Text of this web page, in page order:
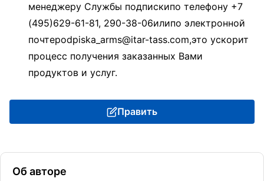
менеджеру Службы подпискипо телефону +7
(495)629-61-81, 290-38-06илипо электронной
почтеpodpiska_arms@itar-tass.com,это ускорит
процесс получения заказанных Вами
продуктов и услуг.
Править
Об авторе